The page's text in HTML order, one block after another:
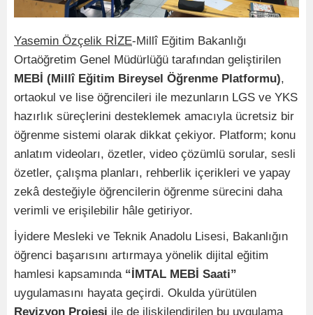
Yasemin Özçelik RİZE-Millî Eğitim Bakanlığı
Ortaöğretim Genel Müdürlüğü tarafından geliştirilen
MEBİ (Millî Eğitim Bireysel Öğrenme Platformu),
ortaokul ve lise öğrencileri ile mezunların LGS ve YKS
hazırlık süreçlerini desteklemek amacıyla ücretsiz bir
öğrenme sistemi olarak dikkat çekiyor. Platform; konu
anlatım videoları, özetler, video çözümlü sorular, sesli
özetler, çalışma planları, rehberlik içerikleri ve yapay
zekâ desteğiyle öğrencilerin öğrenme sürecini daha
verimli ve erişilebilir hâle getiriyor.
İyidere Mesleki ve Teknik Anadolu Lisesi, Bakanlığın
öğrenci başarısını artırmaya yönelik dijital eğitim
hamlesi kapsamında “İMTAL MEBİ Saati”
uygulamasını hayata geçirdi. Okulda yürütülen
Revizyon Projesi ile de ilişkilendirilen bu uygulama